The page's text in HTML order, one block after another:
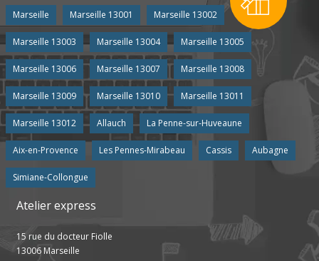
Marseille Marseille 13001 Marseille 13002
Marseille 13003 Marseille 13004 Marseille 13005
Marseille 13006 Marseille 13007 Marseille 13008
Marseille 13009 Marseille 13010 Marseille 13011
Marseille 13012 Allauch La Penne-sur-Huveaune
Aix-en-Provence Les Pennes-Mirabeau Cassis Aubagne
Simiane-Collongue
Atelier express
15 rue du docteur Fiolle
13006 Marseille